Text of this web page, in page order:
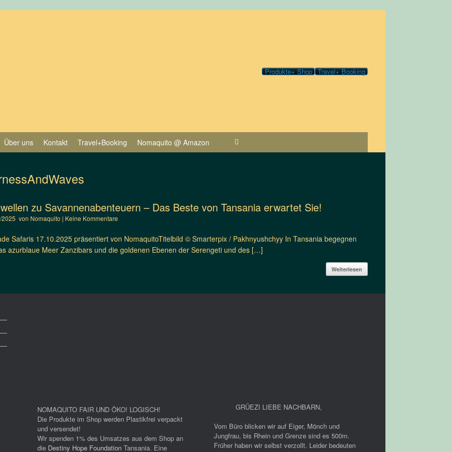
Produkte+ Shop Travel+ Booking
Über uns Kontakt Travel+Booking Nomaquito @ Amazon
zu Savannenabenteuern – Das Beste von Tansania erwartet Sie!
2025 von Nomaquito | Keine Kommentare
Safaris 17.10.2025 präsentiert von NomaquitoTitelbild © Smarterpix / Pakhnyushchyy In Tansania begegnen
azurblaue Meer Zanzibars und die goldenen Ebenen der Serengeti und des […]
Weiterlesen
NOMAQUITO FAIR UND ÖKO! LOGISCH!
Die Produkte im Shop werden Plastikfrei verpackt
und versendet!
Wir spenden 1% des Umsatzes aus dem Shop an
die Destiny Hope Foundation Tansania. Eine
GRÜEZI LIEBE NACHBARN,
Vom Büro blicken wir auf Eiger, Mönch und
Jungfrau, bis Rhein und Grenze sind es 500m.
Früher haben wir selbst verzollt. Leider bedeuten